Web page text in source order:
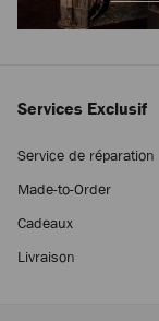
Services Exclusif
Service de réparation
Made-to-Order
Cadeaux
Livraison